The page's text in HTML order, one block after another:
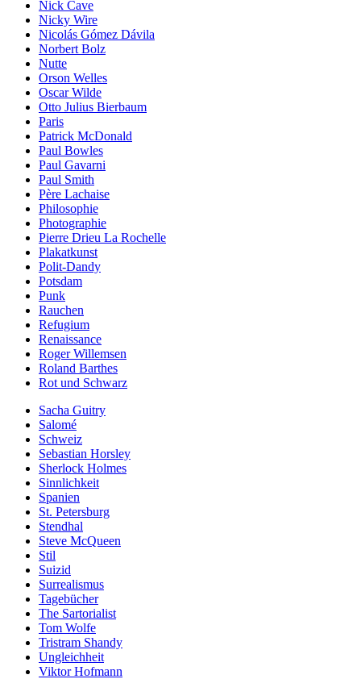
Nick Cave
Nicky Wire
Nicolás Gómez Dávila
Norbert Bolz
Nutte
Orson Welles
Oscar Wilde
Otto Julius Bierbaum
Paris
Patrick McDonald
Paul Bowles
Paul Gavarni
Paul Smith
Père Lachaise
Philosophie
Photographie
Pierre Drieu La Rochelle
Plakatkunst
Polit-Dandy
Potsdam
Punk
Rauchen
Refugium
Renaissance
Roger Willemsen
Roland Barthes
Rot und Schwarz
Sacha Guitry
Salomé
Schweiz
Sebastian Horsley
Sherlock Holmes
Sinnlichkeit
Spanien
St. Petersburg
Stendhal
Steve McQueen
Stil
Suizid
Surrealismus
Tagebücher
The Sartorialist
Tom Wolfe
Tristram Shandy
Ungleichheit
Viktor Hofmann